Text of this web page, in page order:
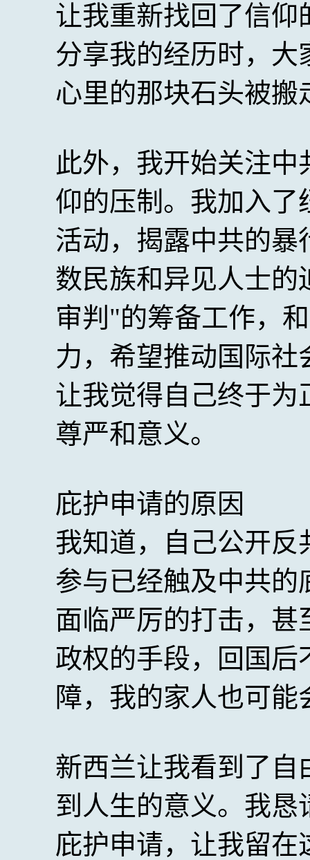
让我重新找回了信
分享我的经历时，
心里的那块石头被搬
此外，我开始关注
仰的压制。我加入
活动，揭露中共的
数民族和异见人士
审判"的筹备工作，
力，希望推动国际
让我觉得自己终于
尊严和意义。
庇护申请的原因
我知道，自己公开
参与已经触及中共
面临严厉的打击，
政权的手段，回国
障，我的家人也可能
新西兰让我看到了
到人生的意义。我
庇护申请，让我留